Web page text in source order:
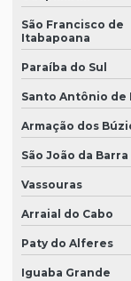
São Francisco de
Itabapoana
Paraíba do Sul
Santo Antônio de
Armação dos
São João da Barra
Vassouras
Arraial do Cabo
Paty do Alferes
Iguaba Grande